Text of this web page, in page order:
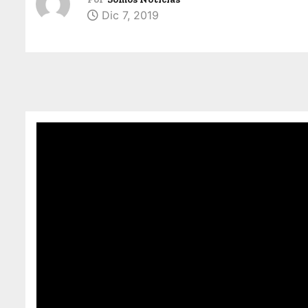
Dic 7, 2019